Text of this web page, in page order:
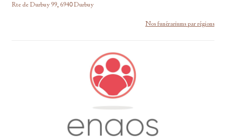
Rte de Durbuy 99, 6940 Durbuy
Nos funérariums par régions